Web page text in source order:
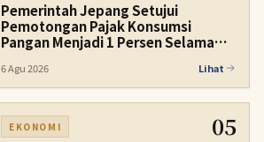
Pemerintah Jepang Setujui
Pemotongan Pajak Konsumsi
Pangan Menjadi 1 Persen Selama
6 Agu 2026 Lihat
EKONOMI 05